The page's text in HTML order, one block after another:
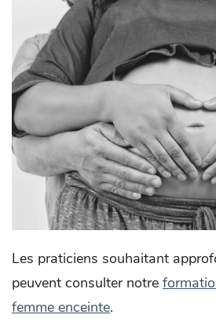
Les praticiens souhaitant
peuvent consulter notre
femme enceinte.